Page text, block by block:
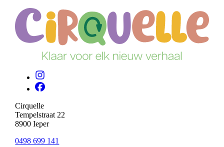
Cirquelle
Tempelstraat 22
8900 Ieper
0498 699 141